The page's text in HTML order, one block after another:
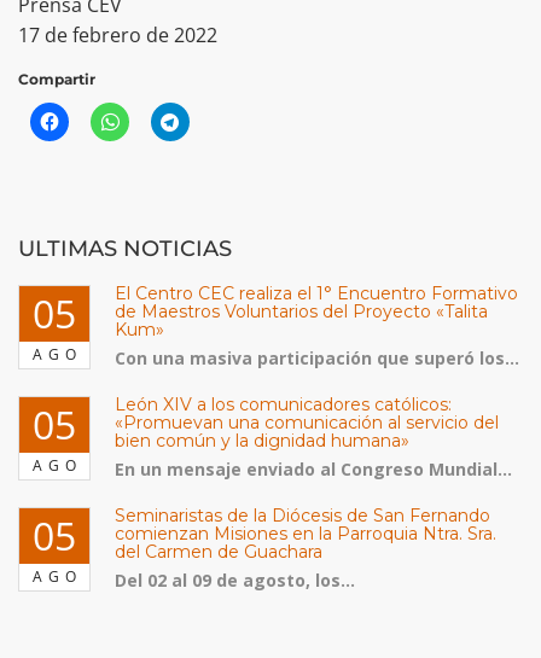
17 de febrero de 2022
Compartir
ULTIMAS NOTICIAS
05
AGO
El Centro CEC realiza el 1° Encuentro Formativo
de Maestros Voluntarios del Proyecto «Talita
Kum»
Con una masiva participación que superó los...
05
AGO
León XIV a los comunicadores católicos:
«Promuevan una comunicación al servicio del
bien común y la dignidad humana»
En un mensaje enviado al Congreso Mundial...
05
AGO
Seminaristas de la Diócesis de San Fernando
comienzan Misiones en la Parroquia Ntra. Sra.
del Carmen de Guachara
Del 02 al 09 de agosto, los...